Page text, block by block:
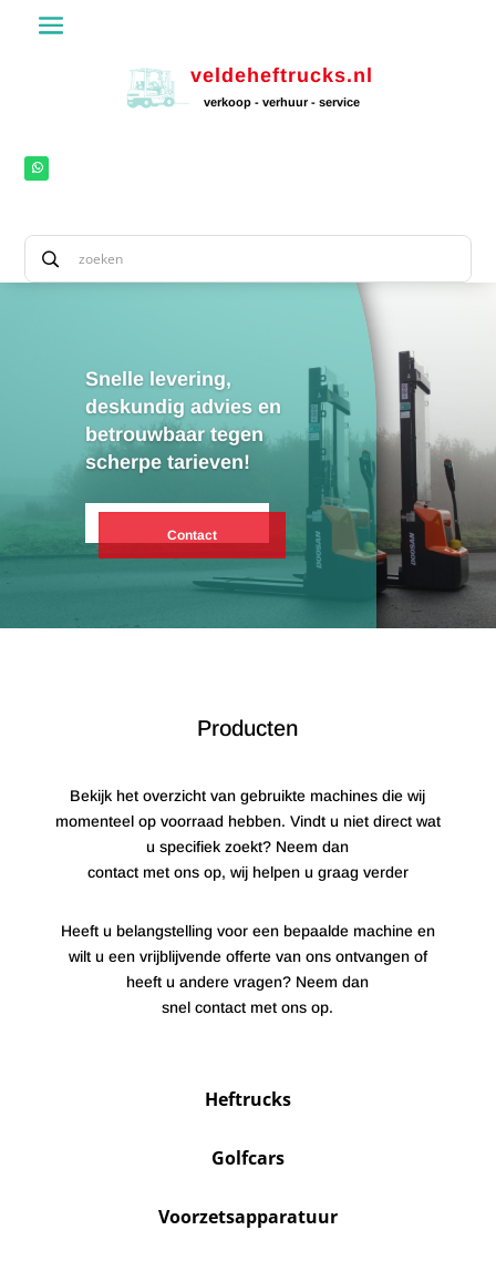
veldeheftrucks.nl
verkoop - verhuur - service
Snelle levering,
deskundig advies en
betrouwbaar tegen
scherpe tarieven!
Contact
Producten
Bekijk het overzicht van gebruikte machines die wij
momenteel op voorraad hebben. Vindt u niet direct wat
u specifiek zoekt? Neem dan
contact met ons op, wij helpen u graag verder
Heeft u belangstelling voor een bepaalde machine en
wilt u een vrijblijvende offerte van ons ontvangen of
heeft u andere vragen? Neem dan
snel contact met ons op.
Heftrucks
Golfcars
Voorzetsapparatuur